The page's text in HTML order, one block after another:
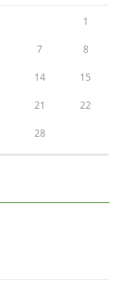
1
7 8
14 15
21 22
28